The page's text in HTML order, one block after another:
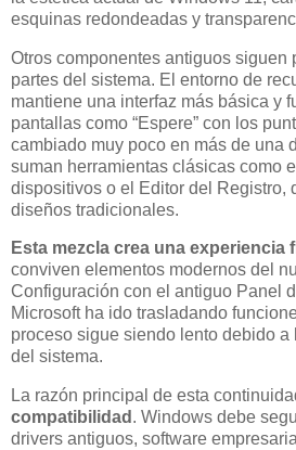
esquinas redondeadas y
Otros componentes antiguos siguen
partes del sistema. El entorno de
mantiene una interfaz más básica y
pantallas como “Espere” con los
cambiado muy poco en más de una
suman herramientas clásicas como
dispositivos o el Editor del Registro,
diseños tradicionales.
Esta mezcla crea una experiencia
conviven elementos modernos del
Configuración con el antiguo Panel
Microsoft ha ido trasladando
proceso sigue siendo lento debido
del sistema.
La razón principal de esta
compatibilidad . Windows debe
drivers antiguos, software